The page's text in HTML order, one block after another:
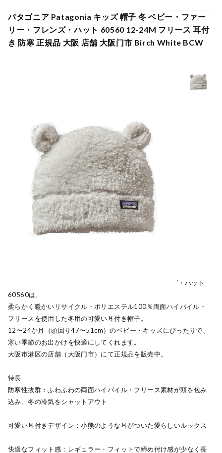
パタゴニア Patagonia キッズ 帽子 冬 ベビー・ファー
リー・フレンズ・ハット 60560 12-24M フリース 耳付
き 防寒 正規品 大阪 店舗 大阪门市 Birch White BCW
パタゴニア（Patagonia）ベビー・ファーリー・フレンズ・ハット
60560は、
柔らかく暖かいリサイクル・ポリエステル100％両面ハイパイル・
フリースを使用した冬用の可愛い耳付き帽子。
12〜24か月（頭回り47〜51cm）のベビー・キッズにぴったりで、
寒い季節のお出かけを快適にしてくれます。
大阪市港区の店舗（大阪门市）にて正規品を販売中。
特長
防寒性抜群：ふわふわの両面ハイパイル・フリース素材が頭を包み
込み、冬の冷気をシャットアウト
可愛い耳付きデザイン：小熊のような耳がついた愛らしいルックス
快適なフィット感：レギュラー・フィットで締め付け感が少なく長